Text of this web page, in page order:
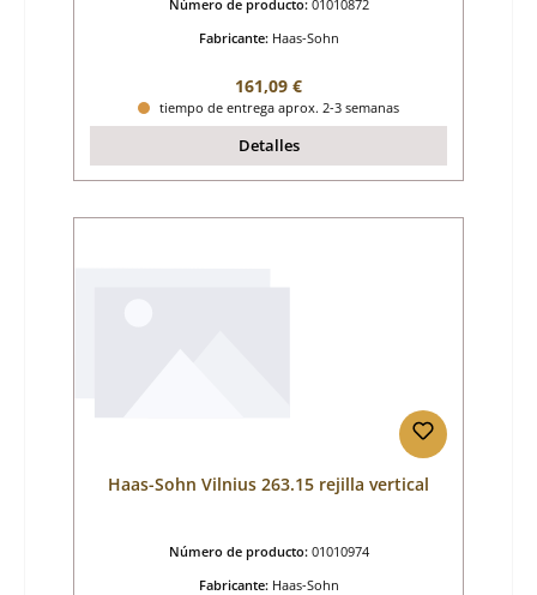
Número de producto: 01010872
Fabricante: Haas-Sohn
Precio normal:
161,09 €
tiempo de entrega aprox. 2-3 semanas
Detalles
Haas-Sohn Vilnius 263.15 rejilla vertical
Número de producto: 01010974
Fabricante: Haas-Sohn